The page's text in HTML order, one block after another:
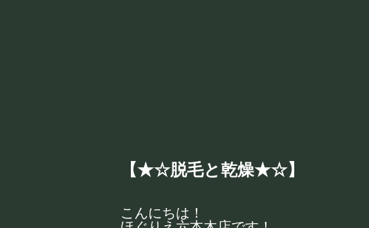
【★☆脱毛と乾燥★☆】
こんにちは！